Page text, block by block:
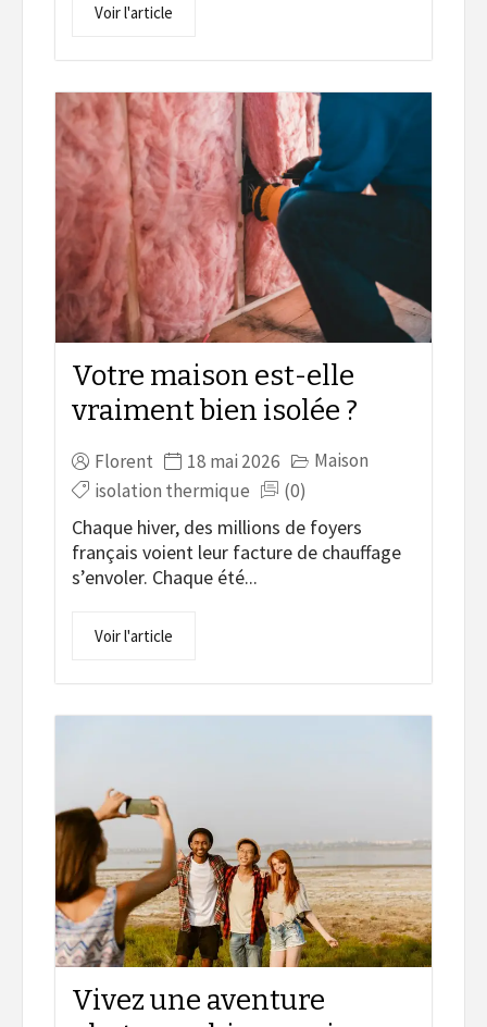
Voir l'article
Votre maison est-elle
vraiment bien isolée ?
Florent 18 mai 2026
Maison
isolation thermique
(0)
Chaque hiver, des millions de foyers
français voient leur facture de chauffage
s’envoler. Chaque été...
Voir l'article
Vivez une aventure